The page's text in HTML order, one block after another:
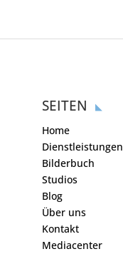
SEITEN
Home
Dienstleistungen
Bilderbuch
Studios
Blog
Über uns
Kontakt
Mediacenter